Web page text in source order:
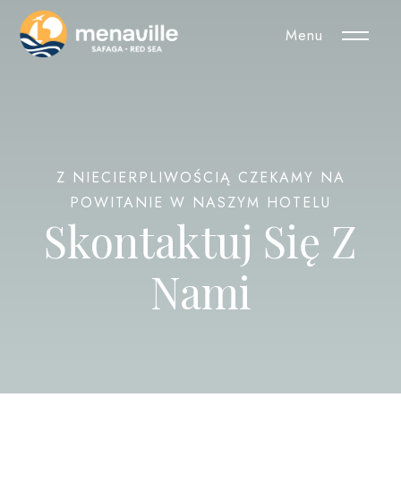
Menu
Skontaktuj Się Z
Nami
Z NIECIERPLIWOŚCIĄ CZEKAMY NA
POWITANIE W NASZYM HOTELU